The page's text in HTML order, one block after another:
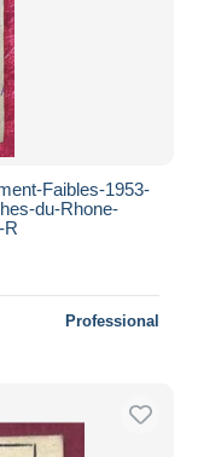
Faibles-1953-
du-Rhone-
R
Professional